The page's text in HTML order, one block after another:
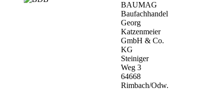
BAUMAG
Baufachhandel
Georg
Katzenmeier
GmbH & Co.
KG
Steiniger
Weg 3
64668
Rimbach/Odw.